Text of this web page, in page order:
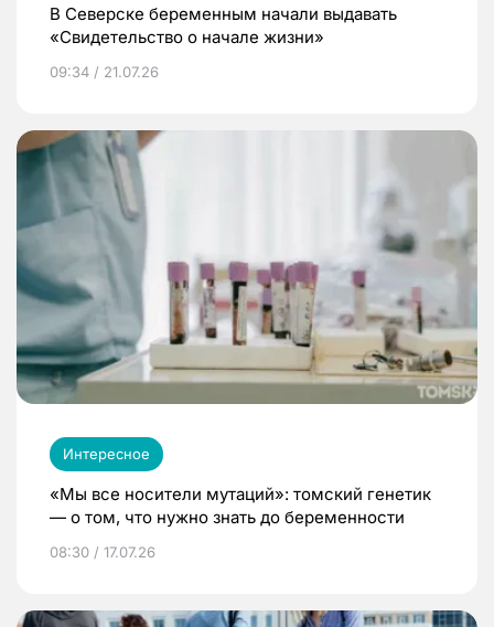
В Северске беременным начали выдавать
«Свидетельство о начале жизни»
09:34 / 21.07.26
Интересное
«Мы все носители мутаций»: томский генетик
— о том, что нужно знать до беременности
08:30 / 17.07.26